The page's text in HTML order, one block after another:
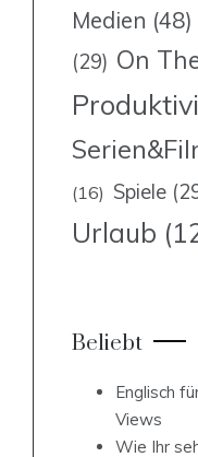
Medien (48)
(29) On
(16) Spiele
Urlaub
Beliebt
Englisch
Views
Wie Ihr